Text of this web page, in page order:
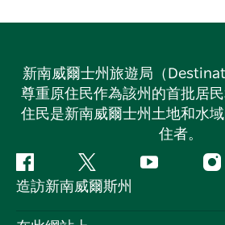
新南威爾士州旅遊局（
尊重原住民作為該州的首批居
住民是新南威爾士州土地和水
住者。
Facebook嘰
嘰
Youtube
造訪新南威爾斯州
聯絡我們